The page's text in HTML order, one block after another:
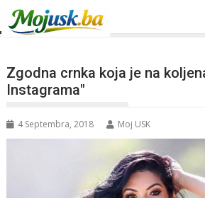
Zgodna crnka koja je na
Instagrama"
4 Septembra, 2018 Moj USK